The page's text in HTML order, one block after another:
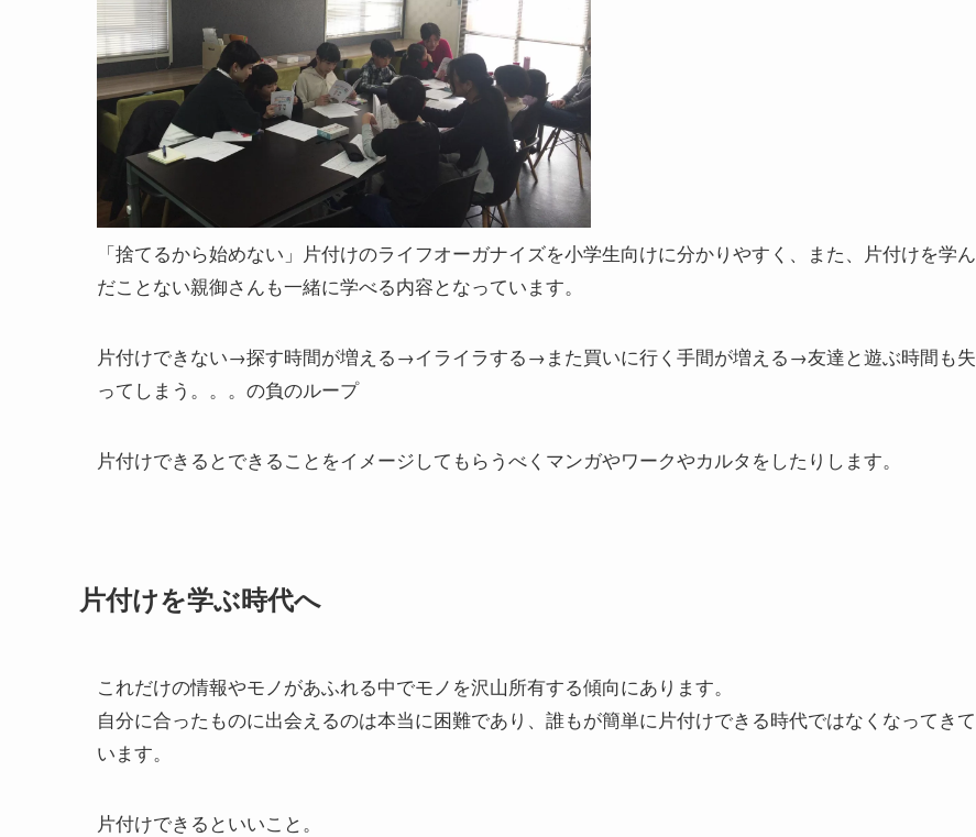
「捨てるから始めない」片付けのライフオーガナイズを小学生向けに分かりやすく、また、片付けを学ん
だことない親御さんも一緒に学べる内容となっています。
片付けできない→探す時間が増える→イライラする→また買いに行く手間が増える→友達と遊ぶ時間も失
ってしまう。。。の負のループ
片付けできるとできることをイメージしてもらうべくマンガやワークやカルタをしたりします。
片付けを学ぶ時代へ
これだけの情報やモノがあふれる中でモノを沢山所有する傾向にあります。
自分に合ったものに出会えるのは本当に困難であり、誰もが簡単に片付けできる時代ではなくなってきて
います。
片付けできるといいこと。